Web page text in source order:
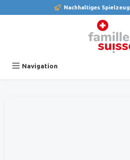
Nachhaltiges Spielzeug
Navigation